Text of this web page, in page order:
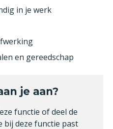
in je werk
en gereedschap
je aan?
functie of deel de
bij deze functie past